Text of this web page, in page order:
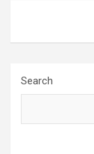
Search